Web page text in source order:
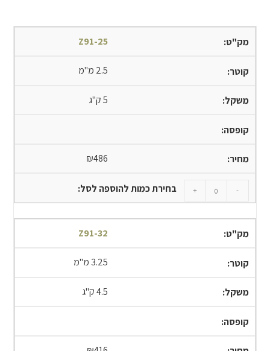
Z91-25
2.5 מ"מ
5 ק"ג
₪486
-
+
Z91-32
3.25 מ"מ
4.5 ק"ג